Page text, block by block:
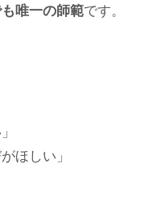
唯一の師範です。
ほしい」